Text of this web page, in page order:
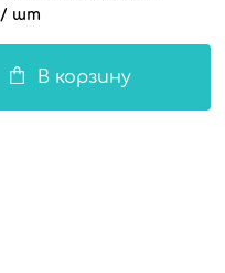
/ шт
В корзину